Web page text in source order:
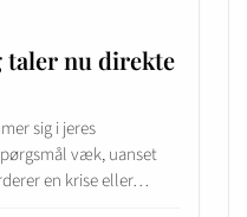
nu direkte
sig i jeres
væk, uanset
en krise eller…